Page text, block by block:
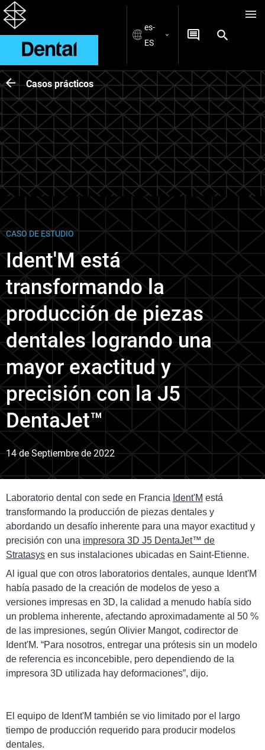
es-
ES
Casos prácticos
CASO DE ESTUDIO
Ident'M está
transformando la
producción de piezas
dentales logrando una
mayor exactitud y
precisión con la J5
DentaJet™
14 de Septiembre de 2022
Laboratorio dental con sede en Francia Ident'M está
transformando la producción de piezas dentales y
abordando un desafío inherente para una mayor exactitud y
precisión con una impresora 3D J5 DentaJet™ de
Stratasys en sus instalaciones ubicadas en Saint-Etienne.
Al igual que con otros laboratorios dentales, aunque Ident'M
había pasado de la creación de modelos de yeso a
versiones impresas en 3D, la calidad a menudo había sido
un problema inherente, afectando aproximadamente al 50 %
de las impresiones, según Olivier Mangot, codirector de
Ident'M. “Para nosotros, entregar una prótesis sin un modelo
de referencia es inconcebible, pero dependiendo de la
impresora 3D utilizada hay deformaciones”, dijo.
El equipo de Ident'M también se vio limitado por el largo
tiempo de producción requerido para producir modelos
dentales.